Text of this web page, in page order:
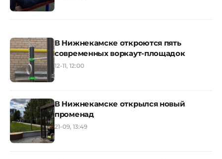
В Нижнекамске откроются пять
современных воркаут-площадок
12-11, 12:00
В Нижнекамске открылся новый
променад
21-09, 13:49